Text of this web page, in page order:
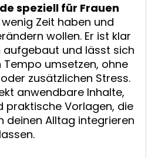
speziell für Frauen
Zeit haben und
wollen. Er ist klar
und lässt sich
Tempo umsetzen, ohne
zusätzlichen Stress.
anwendbare Inhalte,
praktische Vorlagen, die
deinen Alltag integrieren
lassen.